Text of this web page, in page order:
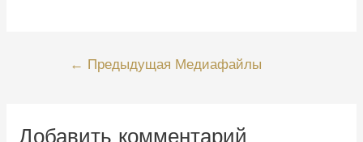
Навигация
← Предыдущая Медиафайлы